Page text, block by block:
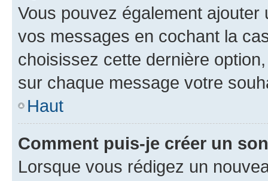
Vous pouvez également
vos messages en cochant la
choisissez cette dernière
sur chaque message votre
Haut
Comment puis-je créer un
Lorsque vous rédigez un